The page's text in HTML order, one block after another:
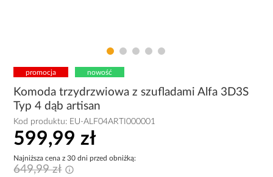
promocja nowość
Komoda trzydrzwiowa z szufladami Alfa 3D3S
Typ 4 dąb artisan
Kod produktu: EU-ALF04ARTI000001
599,99 zł
Najniższa cena z 30 dni przed obniżką:
649,99 zł